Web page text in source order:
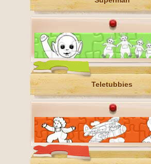
Teletubbies